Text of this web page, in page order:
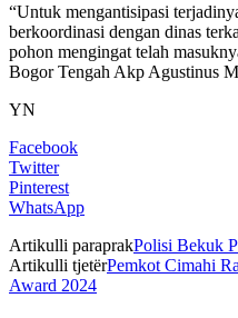
“Untuk mengantisipasi
berkoordinasi dengan dinas
pohon mengingat telah
Bogor Tengah Akp Agustinus
YN
Facebook
Twitter
Pinterest
WhatsApp
Artikulli paraprakPolisi Bekuk
Artikulli tjetërPemkot Cimahi
Award 2024